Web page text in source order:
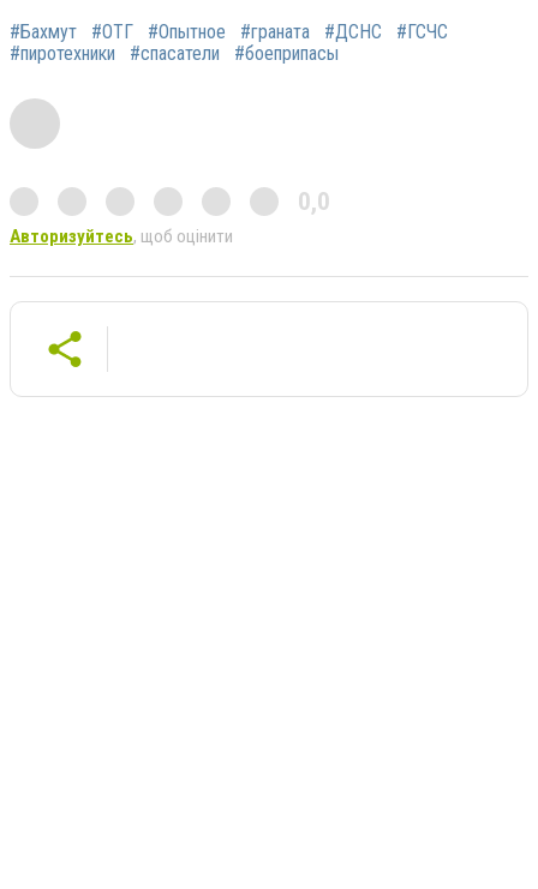
#Бахмут #ОТГ #Опытное #граната #ДСНС
#ГСЧС
#пиротехники
#спасатели #боеприпасы
0,0
Авторизуйтесь, щоб оцінити